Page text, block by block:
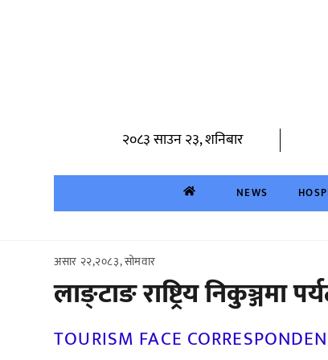
२०८३ साउन २३, शनिबार
NEWS
असार २२,२०८३, सोमवार
लाङ्टाङ राष्ट्रिय
TOURISM FACE